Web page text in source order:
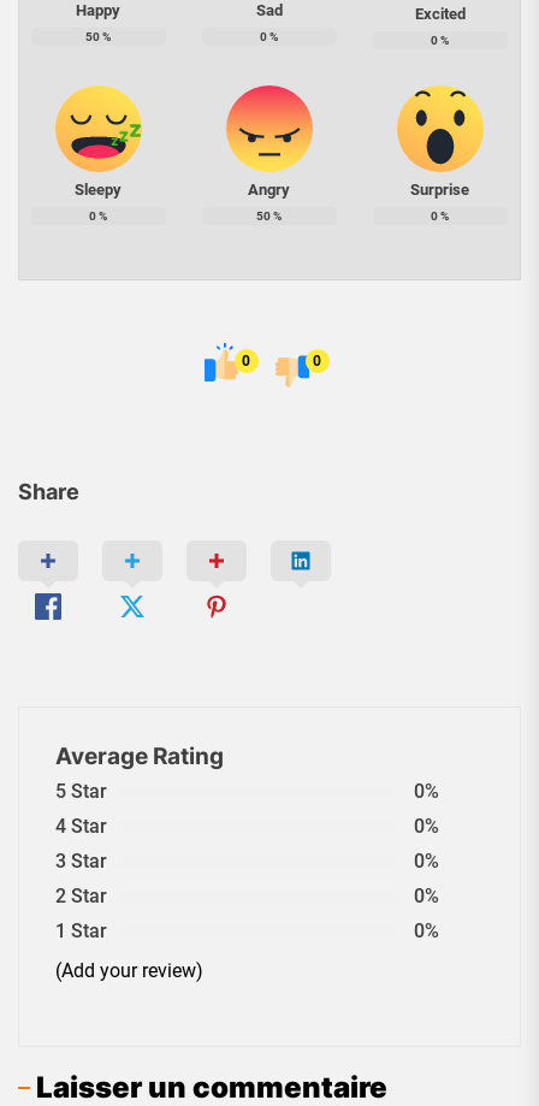
Share
Happy
50%
Sad
0%
Excited
0%
Sleepy
0%
Angry
50%
Surprise
0%
0 0
Average Rating
5 Star
0%
4 Star
0%
3 Star
0%
2 Star
0%
1 Star
0%
(Add your review)
Laisser un commentaire